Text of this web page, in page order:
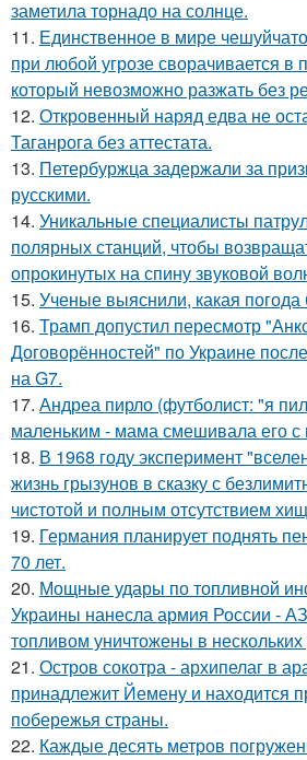
заметила торнадо на солнце.
11. Единственное в мире
при любой угрозе сворачивается в
который невозможно разжать без
12. Откровенный наряд едва не
Таганрога без аттестата.
13. Петербуржца задержали за
русскими.
14. Уникальные специалисты
полярных станций, чтобы
опрокинутых на спину звуковой
15. Ученые выяснили, какая погода
16. Трамп допустил пересмотр
Договорённостей" по Украине
на G7.
17. Андреа пирло (футболист: "я
маленьким - мама смешивала его с
18. В 1968 году эксперимент
жизнь грызунов в сказку с
чистотой и полным отсутствием
19. Германия планирует поднять
70 лет.
20. Мощные удары по топливной
Украины нанесла армия России -
топливом уничтожены в нескольких
21. Остров сокотра - архипелаг в
принадлежит Йемену и находится
побережья страны.
22. Каждые десять метров